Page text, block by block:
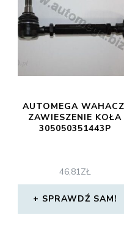
AUTOMEGA
ZAWIESZENIE KOŁA
305050351443P
46,81ZŁ
SPRAWDŹ SAM!